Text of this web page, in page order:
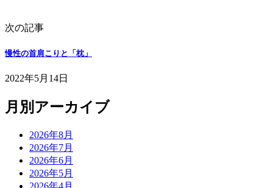
次の記事
慢性の首肩こりと「枕」
2022年5月14日
月別アーカイブ
2026年8月
2026年7月
2026年6月
2026年5月
2026年4月